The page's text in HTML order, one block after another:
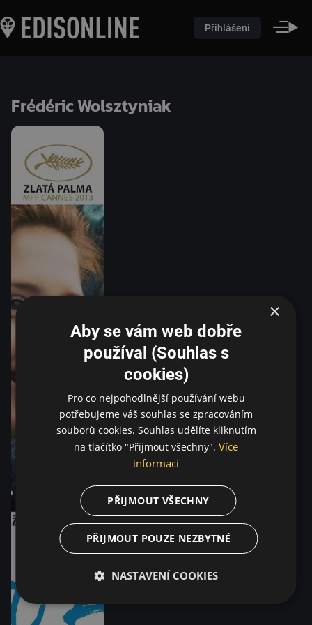
Přihlášení
Frédéric Wolsztyniak
×
Aby se vám web dobře
používal (Souhlas s
cookies)
Pro co nejpohodlnější používání webu
potřebujeme váš souhlas se zpracováním
souborů cookies. Souhlas udělíte kliknutím
na tlačítko "Přijmout všechny". Více
informací
PŘIJMOUT VŠECHNY
PŘIJMOUT POUZE NEZBYTNÉ
NASTAVENÍ COOKIES